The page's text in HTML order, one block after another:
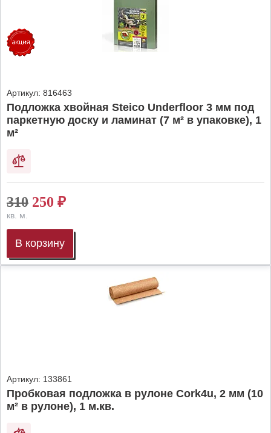
Артикул: 816463
Подложка хвойная Steico Underfloor 3 мм под
паркетную доску и ламинат (7 м² в упаковке), 1
м²
310 250 ₽
кв. м.
В корзину
Артикул: 133861
Пробковая подложка в рулоне Cork4u, 2 мм (10
м² в рулоне), 1 м.кв.